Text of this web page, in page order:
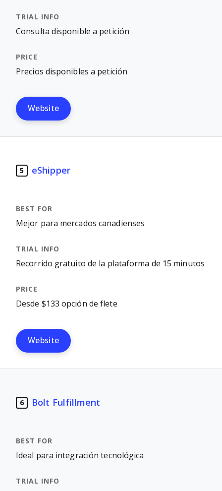
Consulta disponible a petición
Precios disponibles a petición
Website
5 eShipper
Mejor para mercados canadienses
Recorrido gratuito de la plataforma de 15 minutos
Desde $133 opción de flete
Website
6 Bolt Fulfillment
Ideal para integración tecnológica